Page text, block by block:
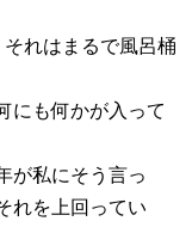
れはまるで風呂桶
にも何かが入って
が私にそう言っ
れを上回ってい